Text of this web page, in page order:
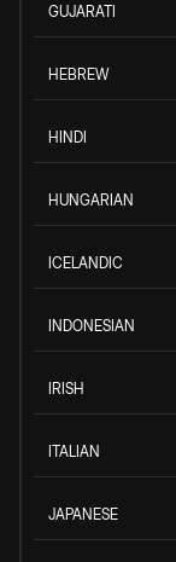
GUJARATI
HEBREW
HINDI
HUNGARIAN
ICELANDIC
INDONESIAN
IRISH
ITALIAN
JAPANESE